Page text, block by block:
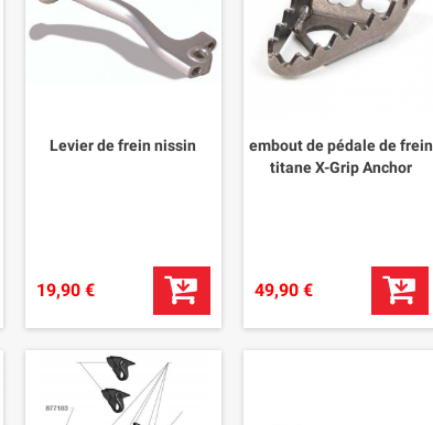
Levier de frein nissin
19,90 €
embout de pédale de frein
titane X-Grip Anchor
49,90 €